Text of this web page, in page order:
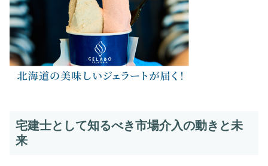
宅建士として知るべき市場介入の動きと未
来